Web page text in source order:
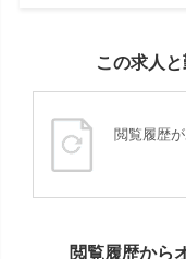
この求人
閲覧履歴
閲覧履歴から